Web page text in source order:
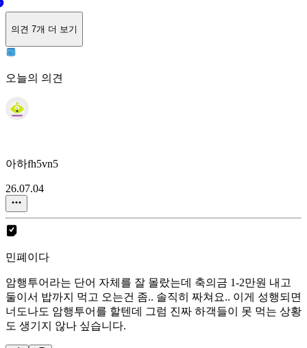
의견 7개 더 보기
오늘의 의견
아하fh5vn5
26.07.04
민폐이다
암행투어라는 단어 자체를 잘 몰랐는데 축의금 1-2만원 내고
둘이서 밥까지 먹고 오는건 좀.. 솔직히 짜쳐요.. 이게 성행되면
너도나도 암행투어를 할텐데 그럼 진짜 하객들이 못 먹는 상황
도 생기지 않나 싶습니다.